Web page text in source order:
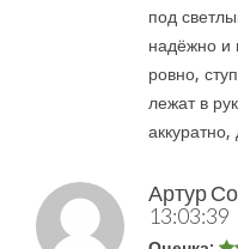
под
надёжно и
ровно,
лежат в
Артур
13:03:39